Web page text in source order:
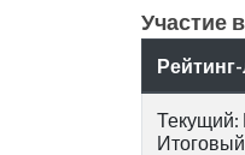
Участие
Текущий: